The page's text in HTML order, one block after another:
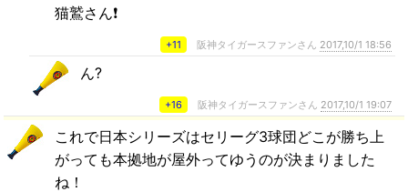
猫鷲さん❗
+11 阪神タイガースファンさん 2017,10/1 18:56
ん?
+16 阪神タイガースファンさん 2017,10/1 19:07
これで日本シリーズはセリーグ3球団どこが勝ち上
がっても本拠地が屋外ってゆうのが決まりました
ね！